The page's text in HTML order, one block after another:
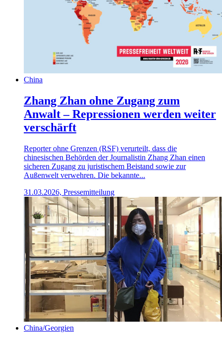
China
Zhang Zhan ohne Zugang zum
Anwalt – Repressionen werden weiter
verschärft
Reporter ohne Grenzen (RSF) verurteilt, dass die
chinesischen Behörden der Journalistin Zhang Zhan einen
sicheren Zugang zu juristischem Beistand sowie zur
Außenwelt verwehren. Die bekannte...
31.03.2026, Pressemitteilung
China/Georgien